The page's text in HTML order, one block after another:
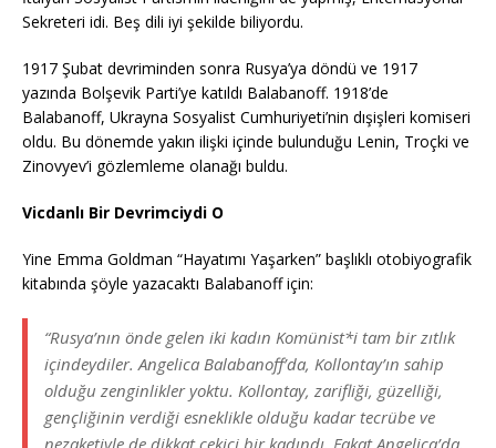
Sekreteri idi. Beş dili iyi şekilde biliyordu.
1917 Şubat devriminden sonra Rusya’ya döndü ve 1917
yazında Bolşevik Parti’ye katıldı Balabanoff. 1918’de
Balabanoff, Ukrayna Sosyalist Cumhuriyeti’nin dışişleri komiseri
oldu. Bu dönemde yakın ilişki içinde bulunduğu Lenin, Troçki ve
Zinovyev’i gözlemleme olanağı buldu.
Vicdanlı Bir Devrimciydi O
Yine Emma Goldman “Hayatımı Yaşarken” başlıklı otobiyografik
kitabında şöyle yazacaktı Balabanoff için:
“Rusya’nın önde gelen iki kadın Komünist*i tam bir zıtlık
içindeydiler. Angelica Balabanoff’da, Kollontay’ın sahip
olduğu zenginlikler yoktu. Kollontay, zarifliği, güzelliği,
gençliğinin verdiği esneklikle olduğu kadar tecrübe ve
nezaketiyle de dikkat çekici bir kadındı. Fakat Angelica’da,